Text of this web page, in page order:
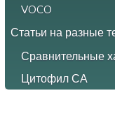
VOCO
Статьи на разные
Сравнительные
Цитофил СА